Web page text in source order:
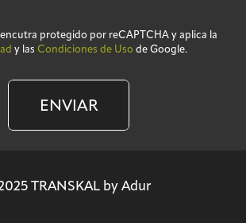
protegido por reCAPTCHA y aplica la
y las Condiciones de Uso de Google.
ENVIAR
TRANSKAL by Adur